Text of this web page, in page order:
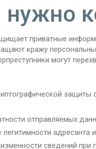
приватные
кражу
могут
защиты
отправляемых
адресанта
сведений при